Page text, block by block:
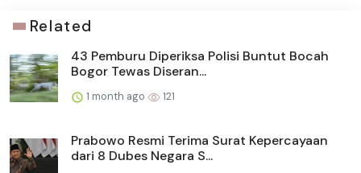
Related
43 Pemburu Diperiksa Polisi Buntut Bocah
Bogor Tewas Diseran...
1 month ago 121
Prabowo Resmi Terima Surat Kepercayaan
dari 8 Dubes Negara S...